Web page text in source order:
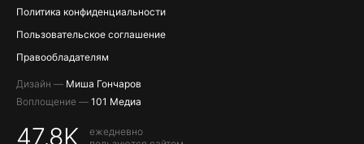
Политика конфиденциальности
Пользовательское соглашение
Правообладателям
Дизайн — Миша Гончаров
Воплощение — 101 Медиа
47,8K
ежедневно